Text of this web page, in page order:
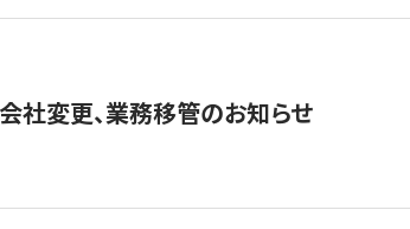
社変更、業務移管のお知らせ